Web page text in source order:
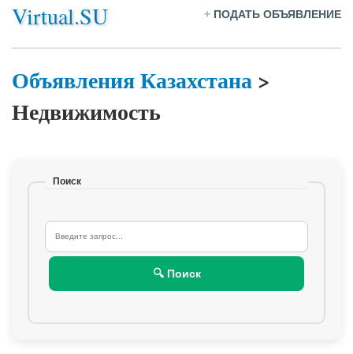
Virtual.SU + ПОДАТЬ ОБЪЯВЛЕНИЕ
Объявления Казахстана>
Недвижимость
Поиск
🔍 Поиск